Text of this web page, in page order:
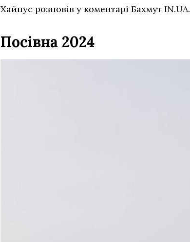
Хайнус розповів у коментарі Бахмут IN.UA.
Посівна 2024